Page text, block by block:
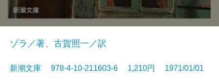
ゾラ／著、古賀照一／訳
新潮文庫 978-4-10-211603-6 1,210円 1971/01/01